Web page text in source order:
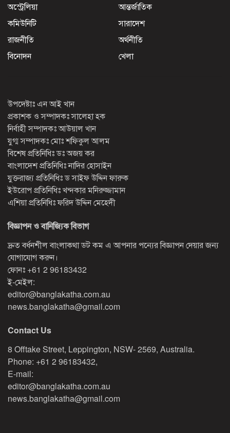
অস্ট্রেলিয়া
আন্তর্জাতিক
কমিউনিটি
সারাদেশ
রাজনীতি
অর্থনীতি
বিনোদন
খেলা
উপদেষ্টাঃ এন আই খান
প্রকাশক ও সম্পাদকঃ সালেহা হক
নির্বাহী সম্পাদকঃ আউয়াল খান
যুগ্ম সম্পাদকঃ মোঃ শফিকুল আলম
বিশেষ প্রতিনিধিঃ ডঃ অজয় কর
বাংলাদেশ প্রতিনিধিঃ নাদির হোসাইন
যুক্তরাজ্য প্রতিনিধিঃ ড সাইফ উদ্দিন ফারুক
ইউরোপ প্রতিনিধিঃ খন্দকার মনিরুজ্জামান
এশিয়া প্রতিনিধিঃ ফরিদ উদ্দিন মেহেদী
বিজ্ঞাপন ও বানিজ্যিক বিভাগ
দ্রুত বর্ধনশীল বাংলাকথা ডট কম এ আপনার পন্যের বিজ্ঞাপন দেয়ার জন্য
যোগাযোগ করুন।
ফোনঃ +61 2 96183432
ই-মেইল:
editor@banglakatha.com.au
news.banglakatha@gmail.com
Contact Us
8 Offtake Street, Leppington, NSW- 2569, Australia.
Phone: +61 2 96183432,
E-mail:
editor@banglakatha.com.au
news.banglakatha@gmail.com